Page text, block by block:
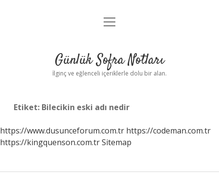
Anasayfa
Yasal Uyarı
menüyü
Günlük Sofra Notları
İlginç ve eğlenceli içeriklerle dolu bir alan.
Etiket: Bilecikin eski adı nedir
https://www.dusunceforum.com.tr https://codeman.com.tr
https://kingquenson.com.trSitemap